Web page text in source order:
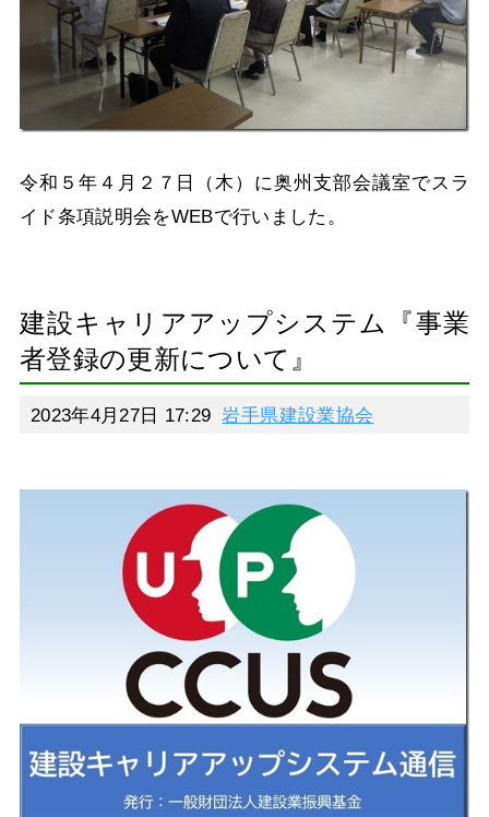
令和５年４月２７日（木）に奥州支部会議室でスラ
イド条項説明会をWEBで行いました。
建設キャリアアップシステム『事業
者登録の更新について』
2023年4月27日 17:29 岩手県建設業協会